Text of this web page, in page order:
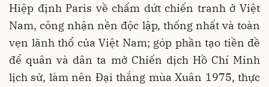
Hiệp định Paris về chấm dứt chiến tranh ở Việt
Nam, công nhận nền độc lập, thống nhất và toàn
vẹn lãnh thổ của Việt Nam; góp phần tạo tiền đề
để quân và dân ta mở Chiến dịch Hồ Chí Minh
lịch sử, làm nên Đại thắng mùa Xuân 1975, thực